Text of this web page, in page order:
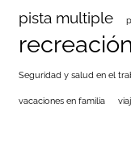
pista multiple
recreación
Seguridad y salud en el
vacaciones en familia